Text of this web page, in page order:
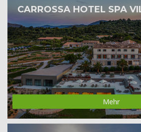
CARROSSA HOTEL SPA
Mehr